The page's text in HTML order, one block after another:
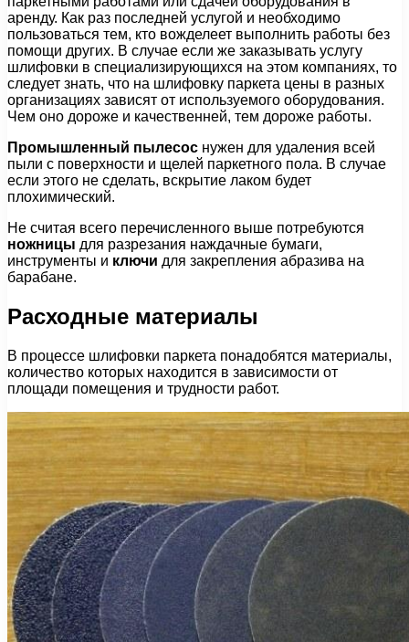
аренду. Как раз последней услугой и необходимо
пользоваться тем, кто вожделеет выполнить работы без
помощи других. В случае если же заказывать услугу
шлифовки в специализирующихся на этом компаниях, то
следует знать, что на шлифовку паркета цены в разных
организациях зависят от используемого оборудования.
Чем оно дороже и качественней, тем дороже работы.
Промышленный пылесос нужен для удаления всей
пыли с поверхности и щелей паркетного пола. В случае
если этого не сделать, вскрытие лаком будет
плохимический.
Не считая всего перечисленного выше потребуются
ножницы для разрезания наждачные бумаги,
инструменты и ключи для закрепления абразива на
барабане.
Расходные материалы
В процессе шлифовки паркета понадобятся материалы,
количество которых находится в зависимости от
площади помещения и трудности работ.